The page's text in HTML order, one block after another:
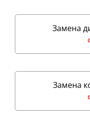
Замена
Замена